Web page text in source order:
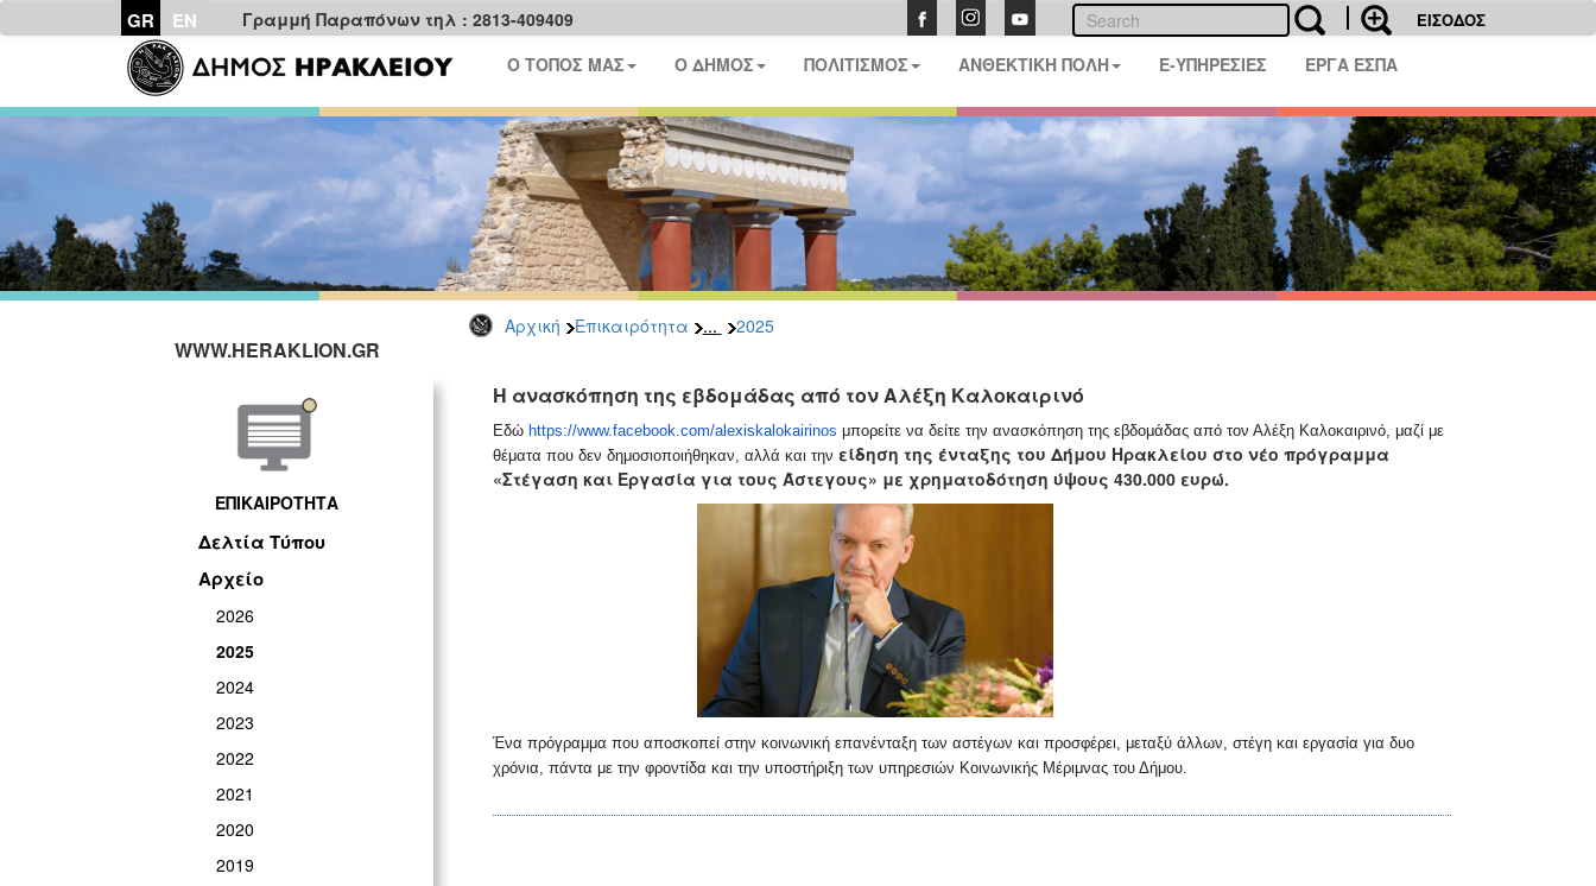
GR EN Γραμμή Παραπόνων τηλ : 2813-409409 ΕΙΣΟΔΟΣ
Ο ΤΟΠΟΣ ΜΑΣ Ο ΔΗΜΟΣ ΠΟΛΙΤΙΣΜΟΣ ΑΝΘΕΚΤΙΚΗ ΠΟΛΗ E-ΥΠΗΡΕΣΙΕΣ ΕΡΓΑ ΕΣΠΑ
Αρχική Επικαιρότητα ... 2025
WWW.HERAKLION.GR
ΕΠΙΚΑΙΡΟΤΗΤΑ
Δελτία Τύπου
Αρχείο
2026
2025
2024
2023
2022
2021
2020
2019
Η ανασκόπηση της εβδομάδας από τον Αλέξη Καλοκαιρινό
Εδώ https://www.facebook.com/alexiskalokairinos μπορείτε να δείτε την ανασκόπηση της εβδομάδας από τον Αλέξη Καλοκαιρινό, μαζί με
θέματα που δεν δημοσιοποιήθηκαν, αλλά και την είδηση της ένταξης του Δήμου Ηρακλείου στο νέο πρόγραμμα
«Στέγαση και Εργασία για τους Άστεγους» με χρηματοδότηση ύψους 430.000 ευρώ.
Ένα πρόγραμμα που αποσκοπεί στην κοινωνική επανένταξη των αστέγων και προσφέρει, μεταξύ άλλων, στέγη και εργασία για δυο
χρόνια, πάντα με την φροντίδα και την υποστήριξη των υπηρεσιών Κοινωνικής Μέριμνας του Δήμου.